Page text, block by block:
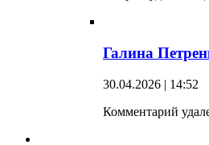
Галина
30.04.2026 | 14:52
Комментарий